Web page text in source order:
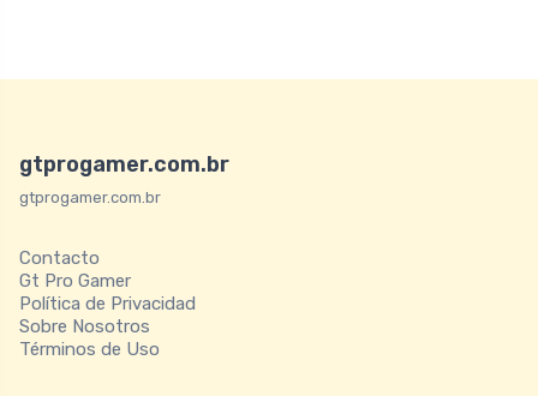
gtprogamer.com.br
gtprogamer.com.br
Contacto
Gt Pro Gamer
Política de Privacidad
Sobre Nosotros
Términos de Uso